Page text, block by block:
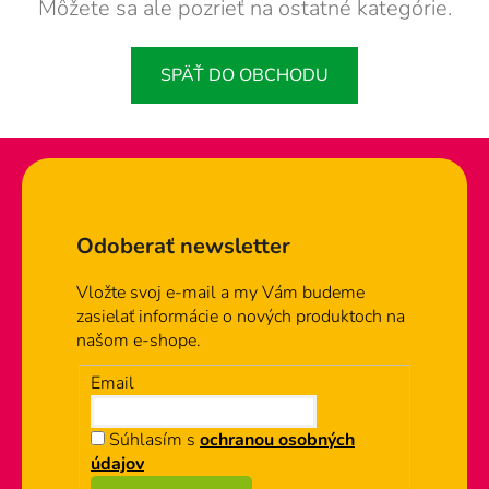
Môžete sa ale pozrieť na ostatné kategórie.
SPÄŤ DO OBCHODU
Odoberať newsletter
Vložte svoj e-mail a my Vám budeme
zasielať informácie o nových produktoch na
našom e-shope.
Email
Súhlasím s ochranou osobných
údajov